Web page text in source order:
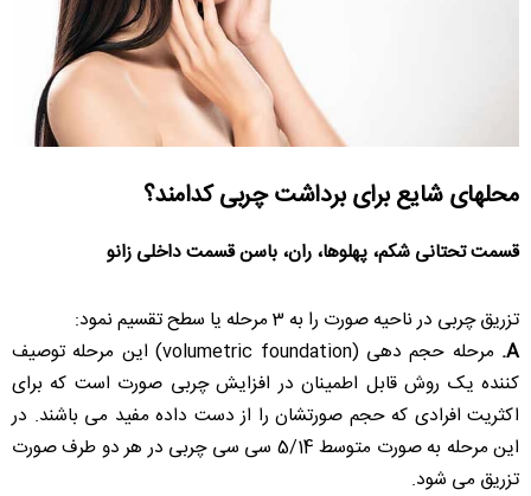
محلهای شایع برای برداشت چربی کدامند؟
قسمت تحتانی شکم، پهلوها، ران، باسن قسمت داخلی زانو
تزریق چربی در ناحیه صورت را به 3 مرحله یا سطح تقسیم نمود:
A.
مرحله حجم دهی (volumetric foundation) این مرحله توصیف
کننده یک روش قابل اطمینان در افزایش چربی صورت است که برای
اکثریت افرادی که حجم صورتشان را از دست داده مفید می باشند. در
این مرحله به صورت متوسط 5/14 سی سی چربی در هر دو طرف صورت
تزریق می شود.